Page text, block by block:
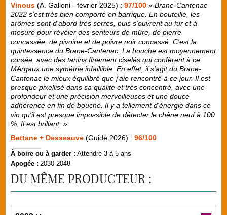
Vinous (A. Galloni - février 2025) : 97/100 « Brane-Cantenac
2022 s'est très bien comporté en barrique. En bouteille, les
arômes sont d'abord très serrés, puis s'ouvrent au fur et à
mesure pour révéler des senteurs de mûre, de pierre
concassée, de pivoine et de poivre noir concassé. C'est la
quintessence du Brane-Cantenac. La bouche est moyennement
corsée, avec des tanins finement ciselés qui confèrent à ce
MArgaux une symétrie infaillible. En effet, il s'agit du Brane-
Cantenac le mieux équilibré que j'aie rencontré à ce jour. Il est
presque pixellisé dans sa qualité et très concentré, avec une
profondeur et une précision merveilleuses et une douce
adhérence en fin de bouche. Il y a tellement d'énergie dans ce
vin qu'il est presque impossible de détecter le chêne neuf à 100
%. Il est brillant. »
Bettane + Desseauve (Guide 2026) : 96/100
À boire ou à garder : Attendre 3 à 5 ans
Apogée : 2030-2048
DU MÊME PRODUCTEUR :